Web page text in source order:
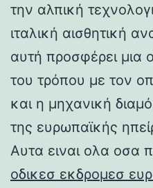
την αλπική
ιταλική αισθητική
αυτή προσφέρει μια
του τρόπου με τον
και η μηχανική
της ευρωπαϊκής
Αυτα ειναι ολα οσα
οδικεσ εκδρομεσ